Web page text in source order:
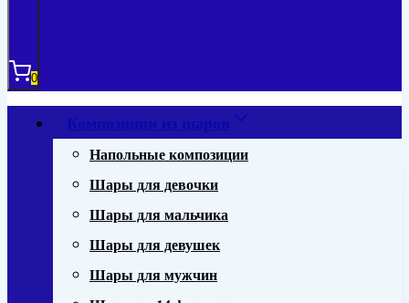
0
Композиции из шаров
Напольные композиции
Шары для девочки
Шары для мальчика
Шары для девушек
Шары для мужчин